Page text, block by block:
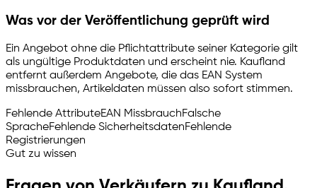
Was vor der Veröffentlichung geprüft wird
Ein Angebot ohne die Pflichtattribute seiner Kategorie gilt
als ungültige Produktdaten und erscheint nie. Kaufland
entfernt außerdem Angebote, die das EAN System
missbrauchen, Artikeldaten müssen also sofort stimmen.
Fehlende AttributeEAN MissbrauchFalsche
SpracheFehlende SicherheitsdatenFehlende
Registrierungen
Gut zu wissen